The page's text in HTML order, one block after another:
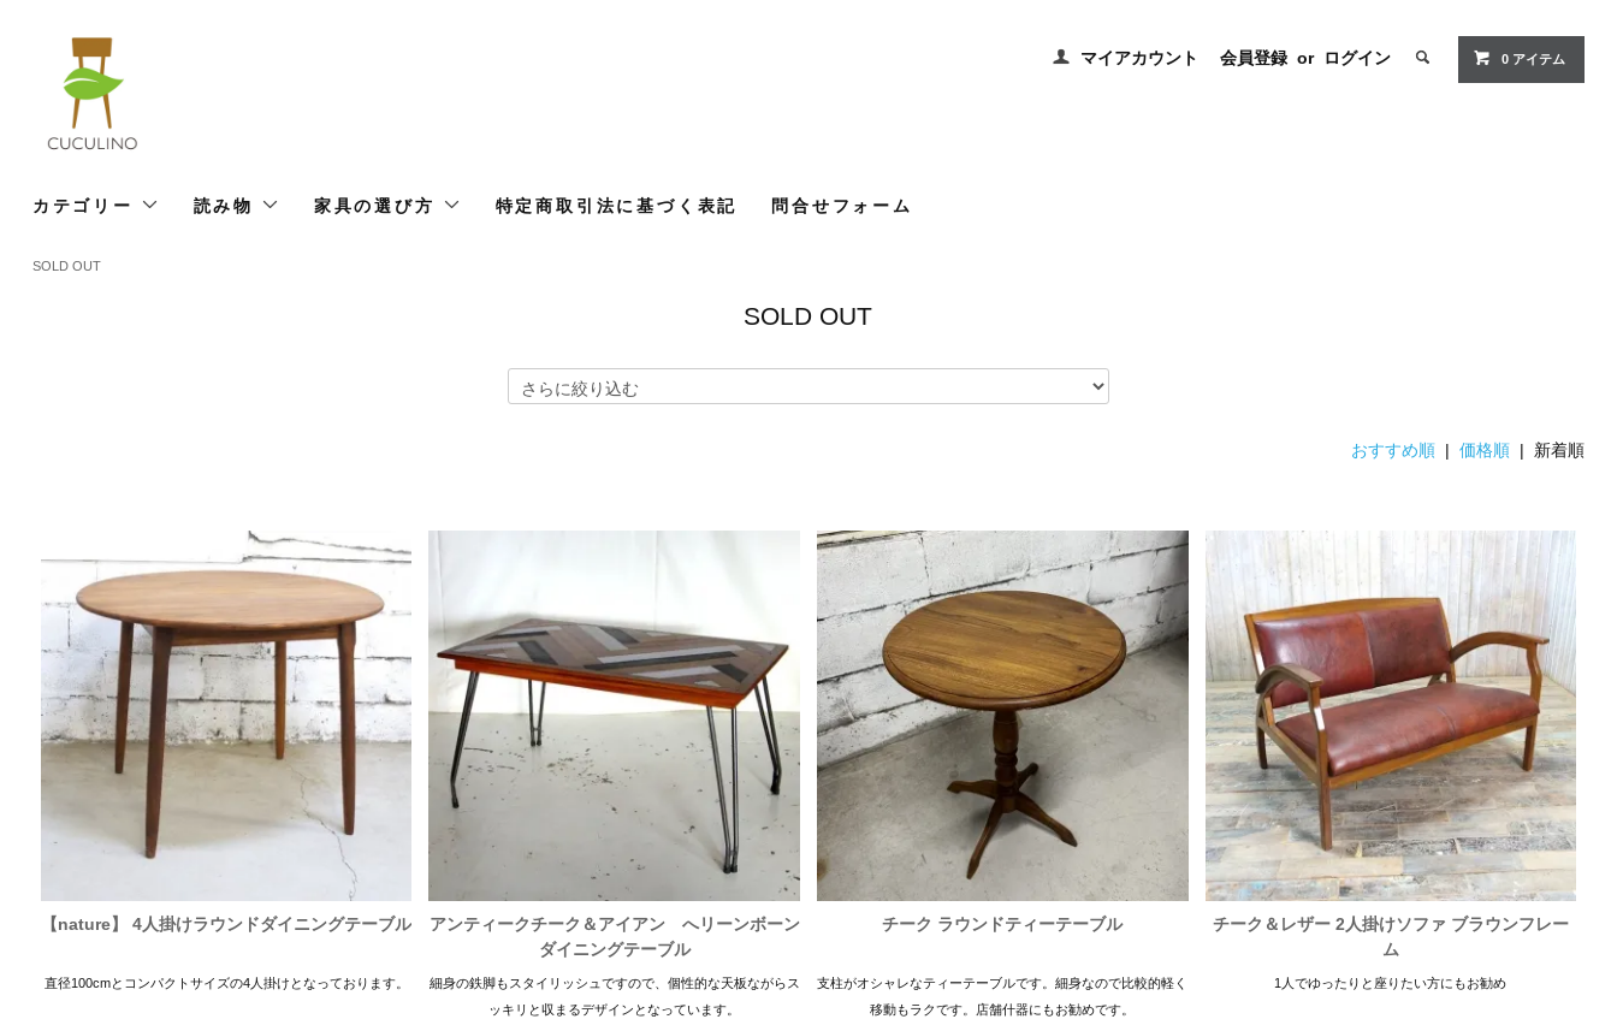
マイアカウント 会員登録 or ログイン 0 アイテム
カテゴリー 読み物 家具の選び方 特定商取引法に基づく表記 問合せフォーム
SOLD OUT
SOLD OUT
おすすめ順 |価格順 | 新着順
【nature】 4人掛けラウンドダイニングテーブル
直径100cmとコンパクトサイズの4人掛けとなっております。
アンティークチーク＆アイアン へリーンボーン
ダイニングテーブル
細身の鉄脚もスタイリッシュですので、個性的な天板ながらス
ッキリと収まるデザインとなっています。
チーク ラウンドティーテーブル
支柱がオシャレなティーテーブルです。細身なので比較的軽く
移動もラクです。店舗什器にもお勧めです。
チーク＆レザー 2人掛けソファ ブラウンフレー
ム
1人でゆったりと座りたい方にもお勧め